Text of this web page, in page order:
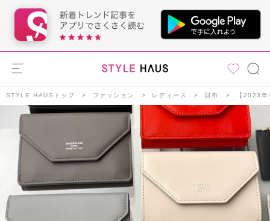
STYLE HAUSトップ ファッション レディース 財布 【2023